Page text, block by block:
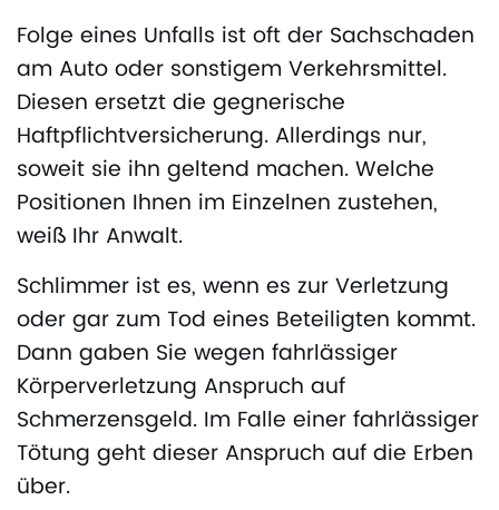
Folge eines Unfalls ist oft der Sachschaden
am Auto oder sonstigem Verkehrsmittel.
Diesen ersetzt die gegnerische
Haftpflichtversicherung. Allerdings nur,
soweit sie ihn geltend machen. Welche
Positionen Ihnen im Einzelnen zustehen,
weiß Ihr Anwalt.
Schlimmer ist es, wenn es zur Verletzung
oder gar zum Tod eines Beteiligten kommt.
Dann gaben Sie wegen fahrlässiger
Körperverletzung Anspruch auf
Schmerzensgeld. Im Falle einer fahrlässiger
Tötung geht dieser Anspruch auf die Erben
über.